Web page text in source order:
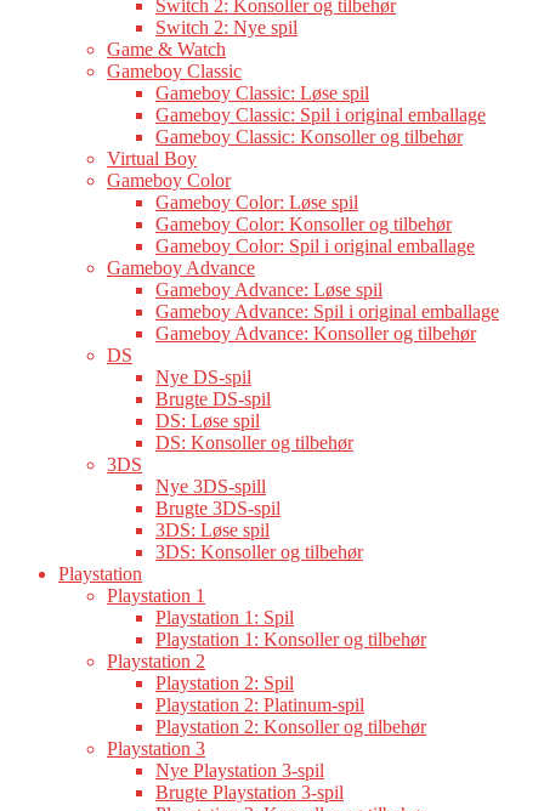
Switch 2: Konsoller og tilbehør
Switch 2: Nye spil
Game & Watch
Gameboy Classic
Gameboy Classic: Løse spil
Gameboy Classic: Spil i original emballage
Gameboy Classic: Konsoller og tilbehør
Virtual Boy
Gameboy Color
Gameboy Color: Løse spil
Gameboy Color: Konsoller og tilbehør
Gameboy Color: Spil i original emballage
Gameboy Advance
Gameboy Advance: Løse spil
Gameboy Advance: Spil i original emballage
Gameboy Advance: Konsoller og tilbehør
DS
Nye DS-spil
Brugte DS-spil
DS: Løse spil
DS: Konsoller og tilbehør
3DS
Nye 3DS-spill
Brugte 3DS-spil
3DS: Løse spil
3DS: Konsoller og tilbehør
Playstation
Playstation 1
Playstation 1: Spil
Playstation 1: Konsoller og tilbehør
Playstation 2
Playstation 2: Spil
Playstation 2: Platinum-spil
Playstation 2: Konsoller og tilbehør
Playstation 3
Nye Playstation 3-spil
Brugte Playstation 3-spil